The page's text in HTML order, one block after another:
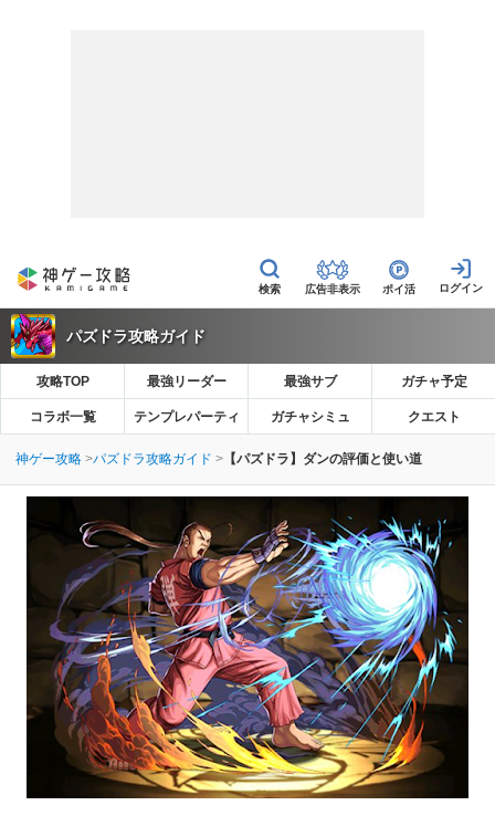
広告非表示 ポイ活
パズドラ攻略ガイド
攻略TOP 最強リーダー 最強サブ ガチャ予定
コラボ一覧 テンプレパーティ ガチャシミュ クエスト
神ゲー攻略 パズドラ攻略ガイド 【パズドラ】ダンの評価と使い道